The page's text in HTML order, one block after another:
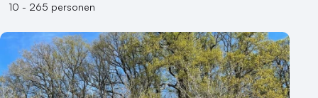
10 - 265 personen